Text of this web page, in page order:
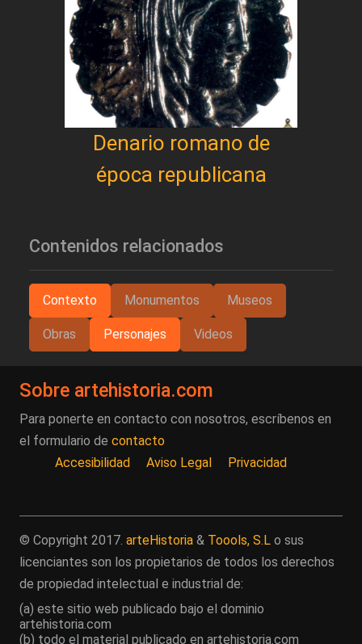
Denario romano de
época republicana
Contenidos relacionados
Contexto Monumentos Museos
Obras Personajes Videos
Sobre artehistoria.com
Para ponerte en contacto con nosotros, escríbenos en
el formulario de contacto
Accesibilidad
Aviso Legal Privacidad
© Copyright 2017. arteHistoria & Toools, S.L o sus
licenciantes son los propietarios de todos los derechos
de propiedad intelectual e industrial de:
(a) este sitio web publicado bajo el dominio
artehistoria.com
(b) todo el material publicado en artehistoria.com